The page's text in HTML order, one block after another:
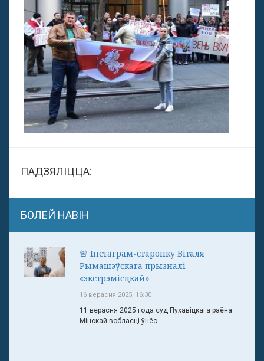
ПАДЗЯЛІЦЦА:
БОЛЕЙ НАВІН
🚨 Інстаграм-старонку Віталя
Рымашэўскага прызналі
«экстрэмісцкай»
16 верасня 2025, 16:30
11 верасня 2025 года суд Пухавіцкага раёна
Мінскай вобласці ўнёс ...